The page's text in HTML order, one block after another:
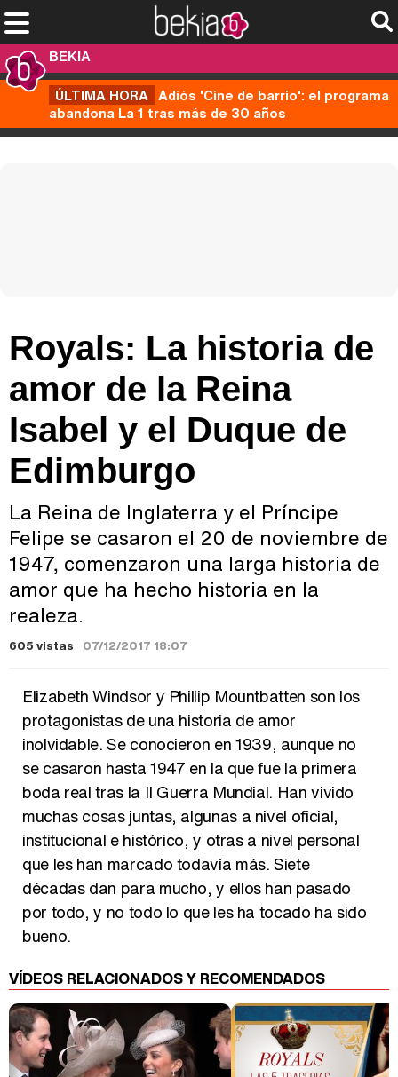
BEKIA
ÚLTIMA HORA Adiós 'Cine de barrio': el programa
abandona La 1 tras más de 30 años
Royals: La historia de
amor de la Reina
Isabel y el Duque de
Edimburgo
La Reina de Inglaterra y el Príncipe
Felipe se casaron el 20 de noviembre de
1947, comenzaron una larga historia de
amor que ha hecho historia en la
realeza.
605 vistas 07/12/2017 18:07
Elizabeth Windsor y Phillip Mountbatten son los
protagonistas de una historia de amor
inolvidable. Se conocieron en 1939, aunque no
se casaron hasta 1947 en la que fue la primera
boda real tras la II Guerra Mundial. Han vivido
muchas cosas juntas, algunas a nivel oficial,
institucional e histórico, y otras a nivel personal
que les han marcado todavía más. Siete
décadas dan para mucho, y ellos han pasado
por todo, y no todo lo que les ha tocado ha sido
bueno.
VÍDEOS RELACIONADOS Y RECOMENDADOS